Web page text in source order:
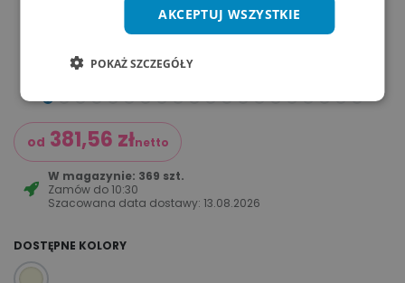
od 381,56 złnetto
W magazynie: 369 szt.
Zamów do10:30
Szacowana data dostawy:13.08.2026
DOSTĘPNE KOLORY
AKCEPTUJ WSZYSTKIE
POKAŻ SZCZEGÓŁY